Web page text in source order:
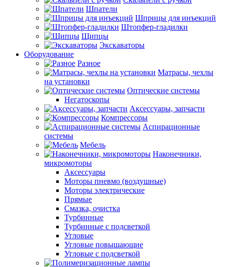
Шпатели
Шприцы для инъекций
Штопфер-гладилки
Щипцы
Экскаваторы
Оборудование
Разное
Матрасы, чехлы
на установки
Оптические системы
Негатоскопы
Аксессуары, запчасти
Компрессоры
Аспирационные
системы
Мебель
Наконечники,
микромоторы
Аксессуары
Моторы пневмо (воздушные)
Моторы электрические
Прямые
Смазка, очистка
Турбинные
Турбинные с подсветкой
Угловые
Угловые повышающие
Угловые с подсветкой